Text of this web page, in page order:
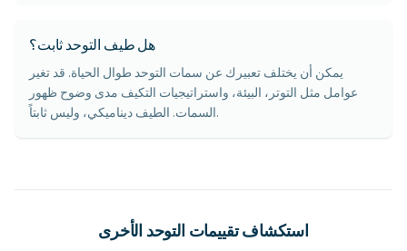
هل طيف التوحد ثابت؟
يمكن أن يختلف تعبيرك عن سمات التوحد طوال الحياة. قد تغير
عوامل مثل التوتر، البيئة، واستراتيجيات التكيف مدى وضوح ظهور
السمات. الطيف ديناميكي، وليس ثابتاً.
استكشاف تقييمات التوحد الأخرى